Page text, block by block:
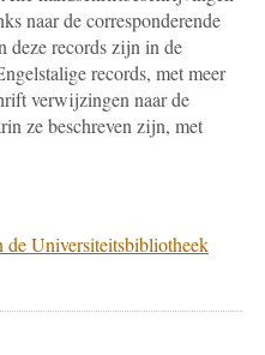
naar de corresponderende
deze records zijn in de
records, met meer
verwijzingen naar de
ze beschreven zijn, met
Universiteitsbibliotheek